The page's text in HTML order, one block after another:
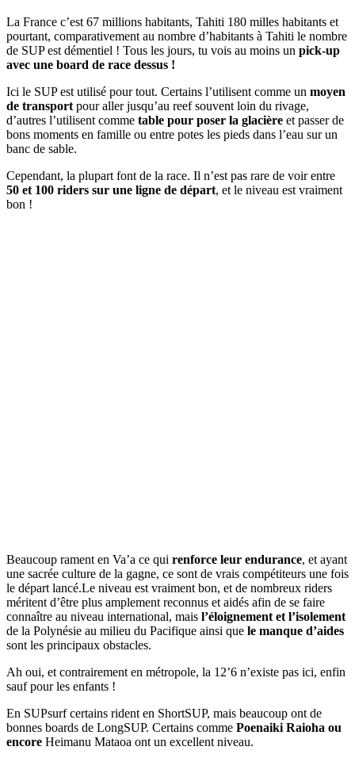
La France c’est 67 millions habitants, Tahiti 180 milles habitants et
pourtant, comparativement au nombre d’habitants à Tahiti le nombre
de SUP est démentiel ! Tous les jours, tu vois au moins un pick-up
avec une board de race dessus !
Ici le SUP est utilisé pour tout. Certains l’utilisent comme un moyen
de transportpour aller jusqu’au reef souvent loin du rivage,
d’autres l’utilisent comme table pour poser la glacière et passer de
bons moments en famille ou entre potes les pieds dans l’eau sur un
banc de sable.
Cependant, la plupart font de la race. Il n’est pas rare de voir entre
50 et 100 riders sur une ligne de départ, et le niveau est vraiment
bon !
Beaucoup rament en Va’a ce qui renforce leur endurance, et ayant
une sacrée culture de la gagne, ce sont de vrais compétiteurs une fois
le départ lancé.Le niveau est vraiment bon, et de nombreux riders
méritent d’être plus amplement reconnus et aidés afin de se faire
connaître au niveau international, mais l’éloignement et l’isolement
de la Polynésie au milieu du Pacifique ainsi que le manque d’aides
sont les principaux obstacles.
Ah oui, et contrairement en métropole, la 12’6 n’existe pas ici, enfin
sauf pour les enfants !
En SUPsurf certains rident en ShortSUP, mais beaucoup ont de
bonnes boards de LongSUP. Certains comme Poenaiki Raioha ou
encore Heimanu Mataoa ont un excellent niveau.